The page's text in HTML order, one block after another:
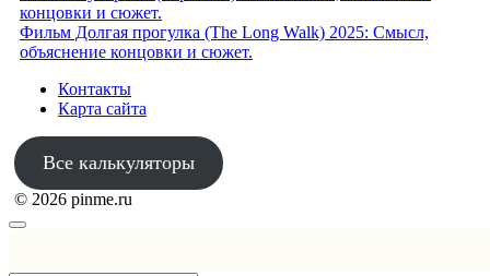
концовки и сюжет.
Фильм Долгая прогулка (The Long Walk) 2025: Смысл,
объяснение концовки и сюжет.
Контакты
Карта сайта
Все калькуляторы
© 2026 pinme.ru